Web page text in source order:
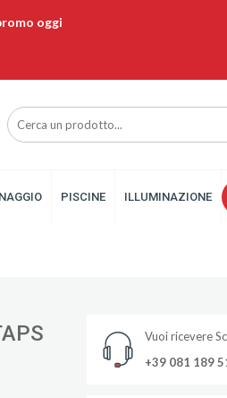
oggi
PISCINE ILLUMINAZIONE
Vuoi ricevere
+39 081 189